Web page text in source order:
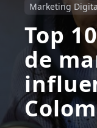
Marketing
Top
de